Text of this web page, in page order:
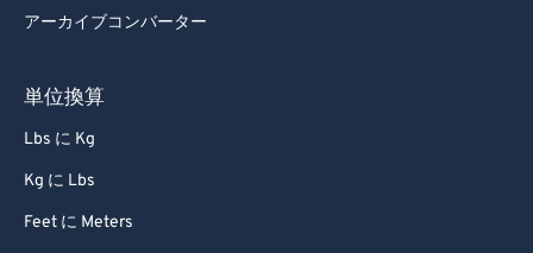
アーカイブコンバーター
単位換算
Lbs に Kg
Kg に Lbs
Feet に Meters